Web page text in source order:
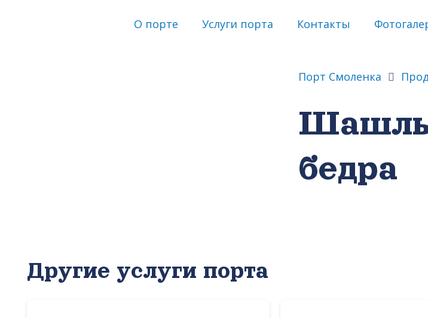
О порте Услуги порта Контакты
Порт Смоленка
бедра
Другие услуги порта